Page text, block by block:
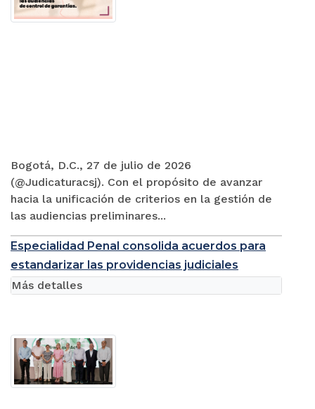
Bogotá, D.C., 27 de julio de 2026
(@Judicaturacsj). Con el propósito de avanzar
hacia la unificación de criterios en la gestión de
las audiencias preliminares...
Especialidad Penal consolida acuerdos para
estandarizar las providencias judiciales
Más detalles